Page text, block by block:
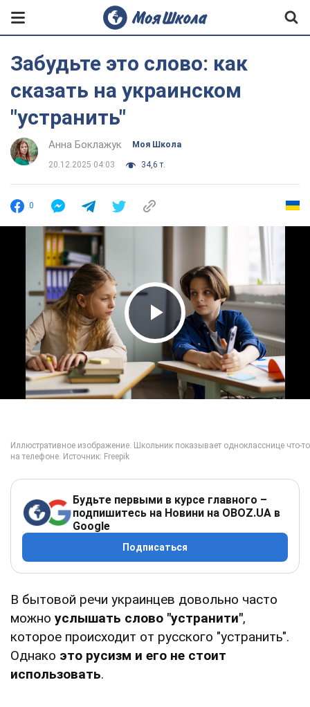
Забудьте это слово: как
сказать на украинском
"устранить"
Анна Боклажук Моя Школа
20.12.2025 04:03 34,6 т.
0
Play Video
Будьте первыми в курсе главного –
подпишитесь на Новини на OBOZ.UA в
Google
Подписаться
В бытовой речи украинцев довольно часто
можно услышать слово "устранити",
которое происходит от русского "устранить".
Однако это русизм и его не стоит
использовать.